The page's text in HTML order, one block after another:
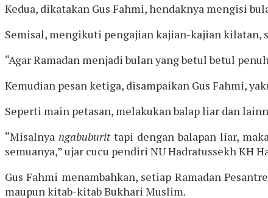
Kedua, dikatakan Gus Fahmi, hendaknya mengisi
Semisal, mengikuti pengajian kajian-kajian kilatan,
“Agar Ramadan menjadi bulan yang betul betul
Kemudian pesan ketiga, disampaikan Gus Fahmi,
Seperti main petasan, melakukan balap liar dan
“Misalnya ngabuburittapi dengan balapan liar,
semuanya,” ujar cucu pendiri NU Hadratussekh KH
Gus Fahmi menambahkan, setiap Ramadan
maupun kitab-kitab Bukhari Muslim.